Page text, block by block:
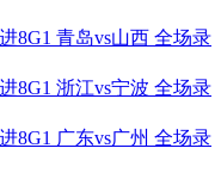
8G1 青岛vs山西 全场录
8G1 浙江vs宁波 全场录
8G1 广东vs广州 全场录